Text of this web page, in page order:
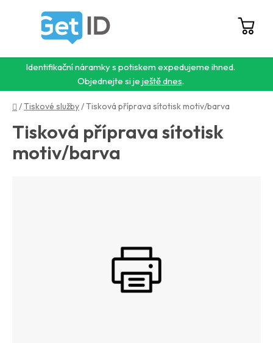
Identifikační náramky s potiskem expedujeme ihned.
Objednejte si je ještě dnes.
Hledat
Domů
/Tiskové služby/Tisková příprava sítotisk motiv/barva
Tisková příprava sítotisk
motiv/barva